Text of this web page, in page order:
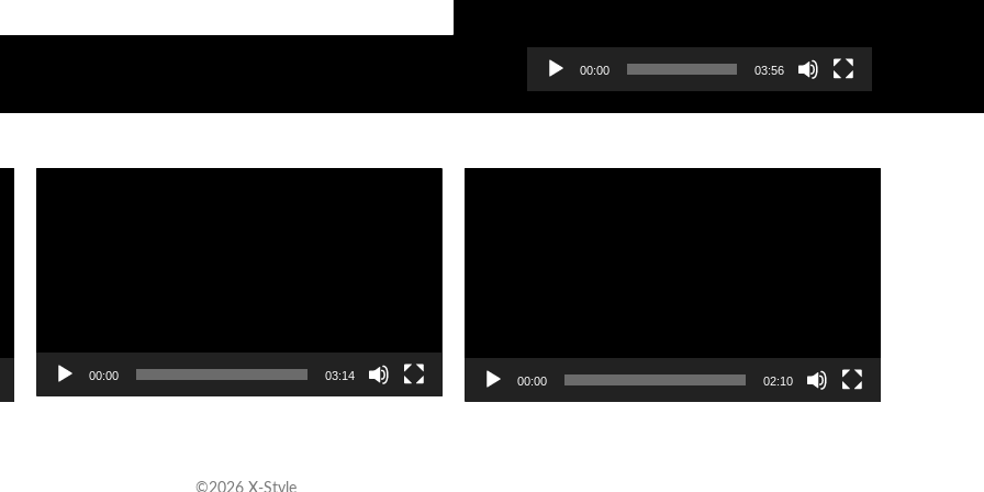
00:00 03:56
00:00 03:14 00:00 02:10